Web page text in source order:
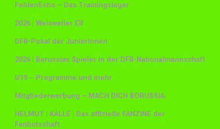
FohlenEcho – Das Trainingslager
2026 | Weisweiler Elf
DFB-Pokal der Juniorinnen
2026 | Borussias Spieler in der DFB-Nationalmannschaft
U19 – Programme und mehr
Mitgliederwerbung – MACH DICH BORUSSIA.
HELMUT | KALLE | Das offizielle FANZINE der
Fanbotschaft